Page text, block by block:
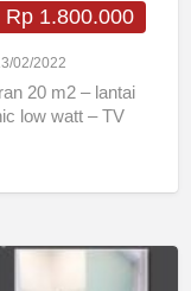
Rp 1.800.000
02/2022
20 m2 – lantai
low watt – TV